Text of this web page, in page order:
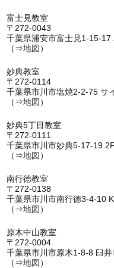
富士見教室
〒272-0043
千葉県浦安市富士見1-15-17
（⇒地図 ）
妙典教室
〒272-0114
千葉県市川市塩焼2-2-75 サ
（⇒地図 ）
妙典5丁目教室
〒272-0111
千葉県市川市妙典5-17-19 2F
（⇒地図 ）
南行徳教室
〒272-0138
千葉県市川市南行徳3-4-10
（⇒地図 ）
原木中山教室
〒272-0004
千葉県市川市原木1-8-8 臼井
（⇒地図 ）